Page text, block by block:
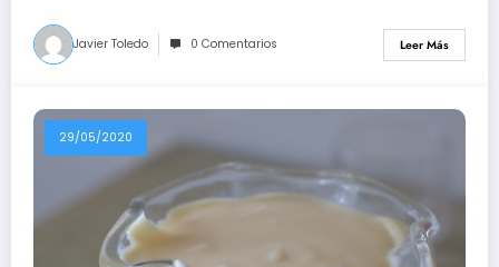
Javier Toledo 0 Comentarios Leer Más
29/05/2020